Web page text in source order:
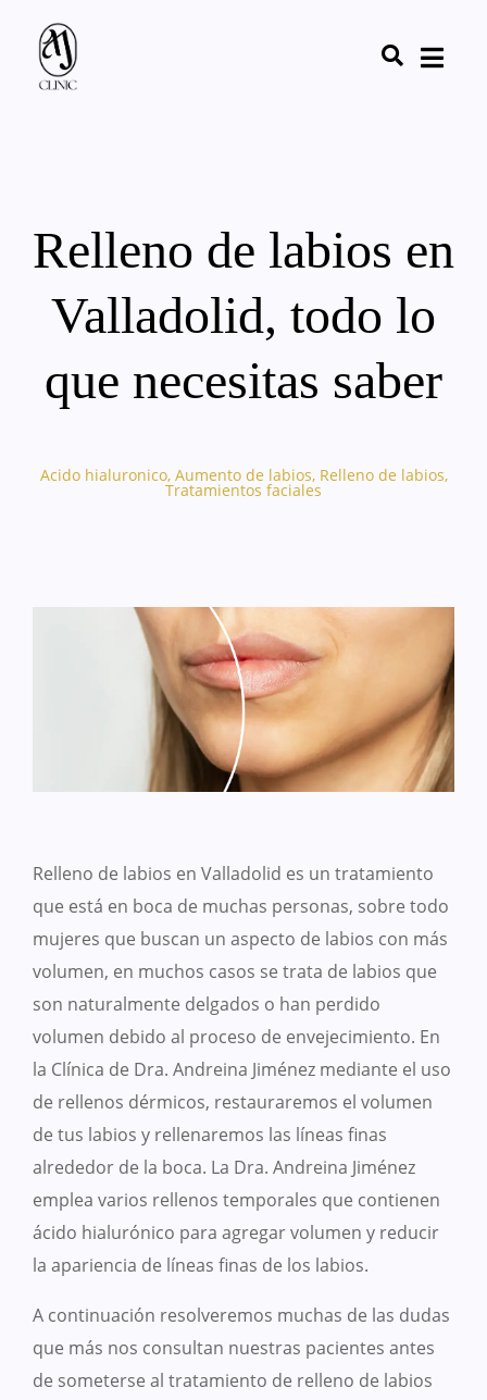
Relleno de labios en
Valladolid, todo lo
que necesitas saber
Acido hialuronico, Aumento de labios, Relleno de labios,
Tratamientos faciales
Relleno de labios en Valladolid es un tratamiento
que está en boca de muchas personas, sobre todo
mujeres que buscan un aspecto de labios con más
volumen, en muchos casos se trata de labios que
son naturalmente delgados o han perdido
volumen debido al proceso de envejecimiento. En
la Clínica de Dra. Andreina Jiménez mediante el uso
de rellenos dérmicos, restauraremos el volumen
de tus labios y rellenaremos las líneas finas
alrededor de la boca. La Dra. Andreina Jiménez
emplea varios rellenos temporales que contienen
ácido hialurónico para agregar volumen y reducir
la apariencia de líneas finas de los labios.
A continuación resolveremos muchas de las dudas
que más nos consultan nuestras pacientes antes
de someterse al tratamiento de relleno de labios